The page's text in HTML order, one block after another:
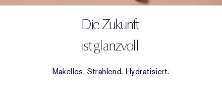
Die Zukunft
ist glanzvoll
Makellos. Strahlend. Hydratisiert.